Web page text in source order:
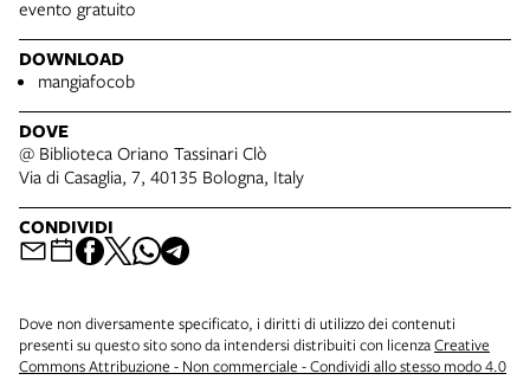
evento gratuito
DOWNLOAD
mangiafocob
DOVE
@ Biblioteca Oriano Tassinari Clò
Via di Casaglia, 7, 40135 Bologna, Italy
CONDIVIDI
Dove non diversamente specificato, i diritti di utilizzo dei contenuti
presenti su questo sito sono da intendersi distribuiti con licenzaCreative
Commons Attribuzione - Non commerciale - Condividi allo stesso modo 4.0